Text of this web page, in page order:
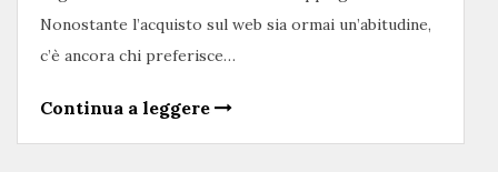
Nonostante l’acquisto sul web sia ormai un’abitudine,
c’è ancora chi preferisce…
Continua a leggere